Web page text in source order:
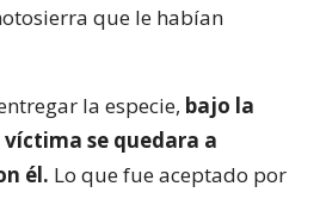
que le habían
la especie, bajo la
se quedara a
él. Lo que fue aceptado por